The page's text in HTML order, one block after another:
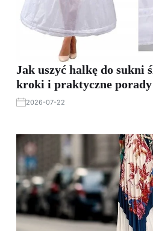
Jak uszyć halkę do sukni
kroki i praktyczne porady
2026-07-22